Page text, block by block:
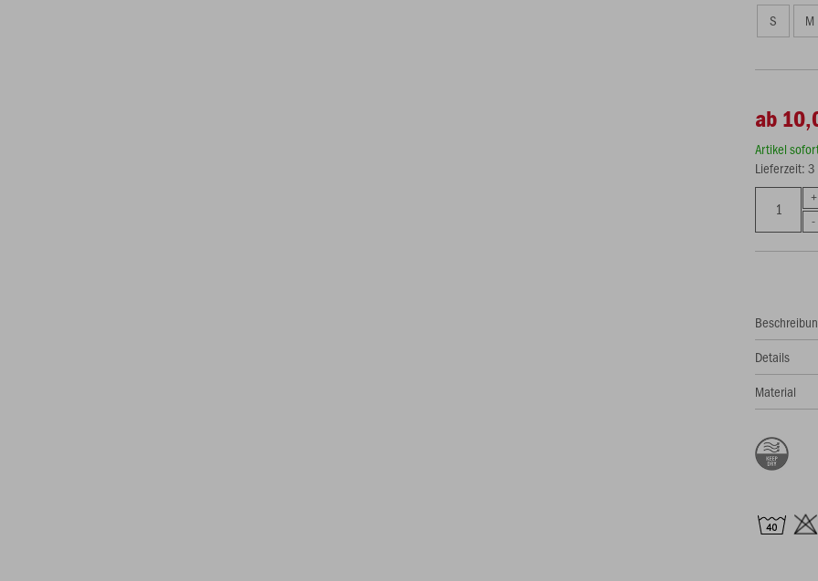
S M
ab
Artikel
Lieferzeit: 3
Details
Material